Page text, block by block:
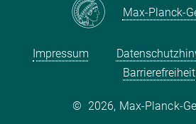
Max-Planck-
Impressum
Barrierefreiheit
© 2026, Max-Planck-